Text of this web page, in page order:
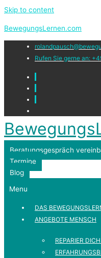
Skip to content
BewegungsLernen.com
Rufen Sie gerne an:
Beratungsgespräch
Termine
Blog
Menu
DAS
ANGEBOTE MENSCH
REPARIER